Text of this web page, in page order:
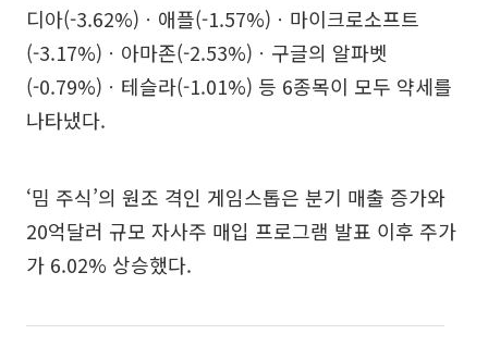
디아(-3.62%)ㆍ애플(-1.57%)ㆍ마이크로소프트
(-3.17%)ㆍ아마존(-2.53%)ㆍ구글의 알파벳
(-0.79%)ㆍ테슬라(-1.01%) 등 6종목이 모두 약세를
나타냈다.
‘밈 주식’의 원조 격인 게임스톱은 분기 매출 증가와
20억달러 규모 자사주 매입 프로그램 발표 이후 주가
가 6.02% 상승했다.